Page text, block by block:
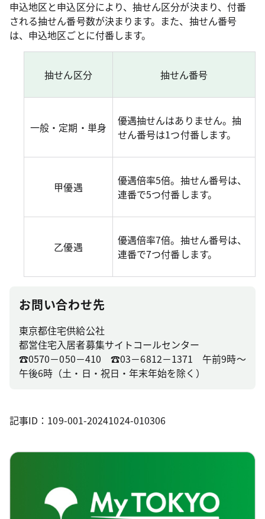
申込地区と申込区分により、抽せん区分が決まり、付番
される抽せん番号数が決まります。また、抽せん番号
は、申込地区ごとに付番します。
抽せん区分 抽せん番号
一般・定期・単身
優遇抽せんはありません。抽
せん番号は1つ付番します。
甲優遇
優遇倍率5倍。抽せん番号は、
連番で5つ付番します。
乙優遇
優遇倍率7倍。抽せん番号は、
連番で7つ付番します。
お問い合わせ先
東京都住宅供給公社
都営住宅入居者募集サイトコールセンター
☎0570－050－410 ☎03－6812－1371 午前9時～
午後6時（土・日・祝日・年末年始を除く）
記事ID：109-001-20241024-010306